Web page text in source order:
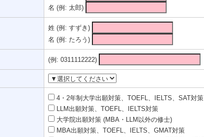
名 (例: 太郎)
姓 (例: すずき)
名 (例: たろう)
(例: 0311112222)
4・2年制大学出願対策、TOEFL、IELTS、SAT対策
LLM出願対策、TOEFL、IELTS対策
大学院出願対策 (MBA・LLM以外の修士)
MBA出願対策、TOEFL、IELTS、GMAT対策